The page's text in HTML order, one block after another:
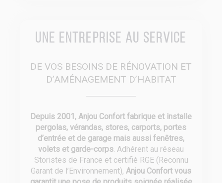
Une entreprise au service
DE VOS BESOINS DE RÉNOVATION ET
D’AMÉNAGEMENT D’HABITAT
Depuis 2001, Anjou Confort fabrique et installe
pergolas, vérandas, stores, carports, portes
d’entrée et de garage mais aussi fenêtres,
volets et garde-corps. Adhérent au réseau
Storistes de France et certifié RGE (Reconnu
Garant de l’Environnement), Anjou Confort vous